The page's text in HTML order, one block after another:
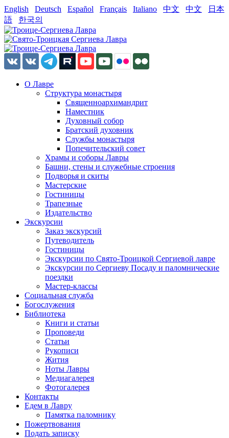
English Deutsch Español Français Italiano 中文 中文
日本
語
한국의
О Лавре
Структура монастыря
Священноархимандрит
Наместник
Духовный собор
Братский духовник
Службы монастыря
Попечительский совет
Храмы и соборы Лавры
Башни, стены и служебные строения
Подворья и скиты
Мастерские
Гостиницы
Трапезные
Издательство
Экскурсии
Заказ экскурсий
Путеводитель
Гостиницы
Экскурсии по Свято-Троицкой Сергиевой лавре
Экскурсии по Сергиеву Посаду и паломнические
поездки
Мастер-классы
Социальная служба
Богослужения
Библиотека
Книги и статьи
Проповеди
Статьи
Рукописи
Жития
Ноты Лавры
Медиагалерея
Фотогалерея
Контакты
Едем в Лавру
Памятка паломнику
Пожертвования
Подать записку